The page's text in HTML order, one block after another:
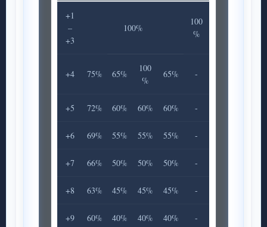
+1
–
+3
100%
100
%
+4 75% 65%
100
%
65% -
+5 72% 60% 60% 60% -
+6 69% 55% 55% 55% -
+7 66% 50% 50% 50% -
+8 63% 45% 45% 45% -
+9 60% 40% 40% 40% -